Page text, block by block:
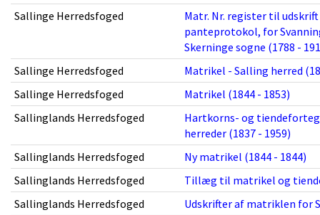
Sallinge Herredsfoged
Matr. Nr. register til
panteprotokol, for
Skerninge sogne (1788 -
Sallinge Herredsfoged
Matrikel - Salling herred
Sallinge Herredsfoged
Matrikel (1844 - 1853)
Sallinglands Herredsfoged
Hartkorns- og
herreder (1837 - 1959)
Sallinglands Herredsfoged
Ny matrikel (1844 - 1844)
Sallinglands Herredsfoged
Tillæg til matrikel og
Sallinglands Herredsfoged
Udskrifter af matriklen for